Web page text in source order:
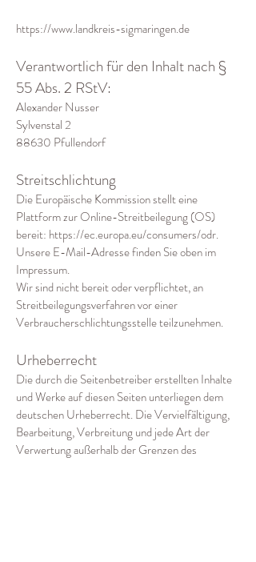
https://www.landkreis-sigmaringen.de
Verantwortlich für den Inhalt nach §
55 Abs. 2 RStV:
Alexander Nusser
Sylvenstal 2
88630 Pfullendorf
Streitschlichtung
Die Europäische Kommission stellt eine
Plattform zur Online-Streitbeilegung (OS)
bereit: https://ec.europa.eu/consumers/odr.
Unsere E-Mail-Adresse finden Sie oben im
Impressum.
Wir sind nicht bereit oder verpflichtet, an
Streitbeilegungsverfahren vor einer
Verbraucherschlichtungsstelle teilzunehmen.
Urheberrecht
Die durch die Seitenbetreiber erstellten Inhalte
und Werke auf diesen Seiten unterliegen dem
deutschen Urheberrecht. Die Vervielfältigung,
Bearbeitung, Verbreitung und jede Art der
Verwertung außerhalb der Grenzen des